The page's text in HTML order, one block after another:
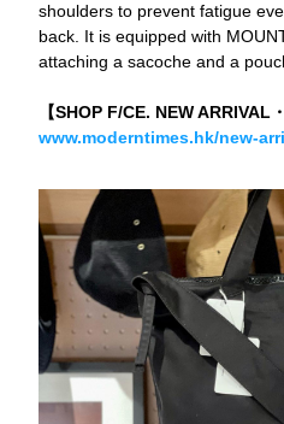
shoulders to prevent fatigue
back. It is equipped with
attaching a sacoche and a
【SHOP F/CE. NEW ARRIVAL
www.moderntimes.hk/new-